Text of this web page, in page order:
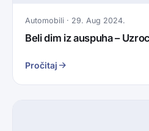
Automobili · 29. Aug 2024.
Beli dim iz auspuha –
Pročitaj